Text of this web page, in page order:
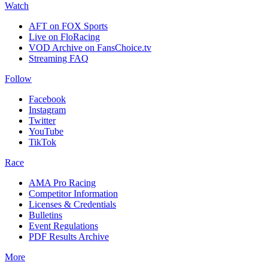
Watch
AFT on FOX Sports
Live on FloRacing
VOD Archive on FansChoice.tv
Streaming FAQ
Follow
Facebook
Instagram
Twitter
YouTube
TikTok
Race
AMA Pro Racing
Competitor Information
Licenses & Credentials
Bulletins
Event Regulations
PDF Results Archive
More